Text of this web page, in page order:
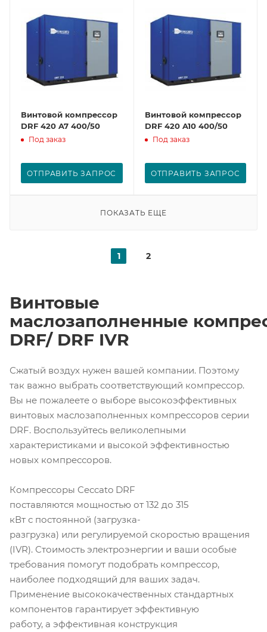
Винтовой компрессор
DRF 420 A7 400/50
Под заказ
ОТПРАВИТЬ ЗАПРОС
Винтовой компрессор
DRF 420 A10 400/50
Под заказ
ОТПРАВИТЬ ЗАПРОС
ПОКАЗАТЬ ЕЩЕ
1 2
Винтовые
маслозаполненные
DRF/ DRF IVR
Сжатый воздух нужен вашей компании. Поэтому
так важно выбрать соответствующий компрессор.
Вы не пожалеете о выборе высокоэффективных
винтовых маслозаполненных компрессоров серии
DRF. Воспользуйтесь великолепными
характеристиками и высокой эффективностью
новых компрессоров.
Компрессоры Ceccato DRF
поставляются мощностью от 132 до 315
кВт с постоянной (загрузка-
разгрузка) или регулируемой скоростью вращения
(IVR). Стоимость электроэнергии и ваши особые
требования помогут подобрать компрессор,
наиболее подходящий для ваших задач.
Применение высококачественных стандартных
компонентов гарантирует эффективную
работу, а эффективная конструкция